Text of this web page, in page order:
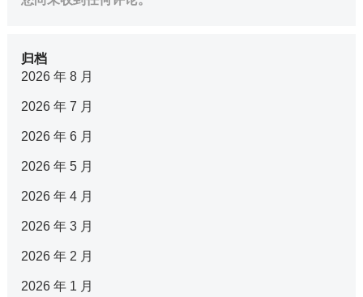
归档
2026 年 8 月
2026 年 7 月
2026 年 6 月
2026 年 5 月
2026 年 4 月
2026 年 3 月
2026 年 2 月
2026 年 1 月